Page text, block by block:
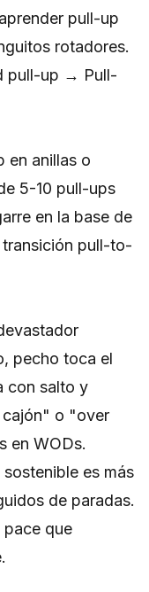
pull-up
rotadores.
pull-up → Pull-
en anillas o
5-10 pull-ups
en la base de
transición pull-to-
pecho toca el
con salto y
cajón" o "over
en WODs.
es más
de paradas.
pace que